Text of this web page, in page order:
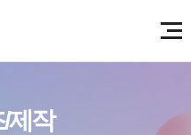
제작